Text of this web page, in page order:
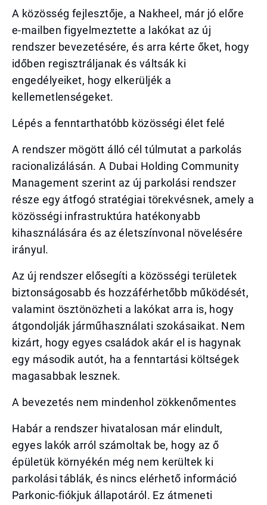
A közösség fejlesztője, a Nakheel, már jó előre
e-mailben figyelmeztette a lakókat az új
rendszer bevezetésére, és arra kérte őket, hogy
időben regisztráljanak és váltsák ki
engedélyeiket, hogy elkerüljék a
kellemetlenségeket.
Lépés a fenntarthatóbb közösségi élet felé
A rendszer mögött álló cél túlmutat a parkolás
racionalizálásán. A Dubai Holding Community
Management szerint az új parkolási rendszer
része egy átfogó stratégiai törekvésnek, amely a
közösségi infrastruktúra hatékonyabb
kihasználására és az életszínvonal növelésére
irányul.
Az új rendszer elősegíti a közösségi területek
biztonságosabb és hozzáférhetőbb működését,
valamint ösztönözheti a lakókat arra is, hogy
átgondolják járműhasználati szokásaikat. Nem
kizárt, hogy egyes családok akár el is hagynak
egy második autót, ha a fenntartási költségek
magasabbak lesznek.
A bevezetés nem mindenhol zökkenőmentes
Habár a rendszer hivatalosan már elindult,
egyes lakók arról számoltak be, hogy az ő
épületük környékén még nem kerültek ki
parkolási táblák, és nincs elérhető információ
Parkonic-fiókjuk állapotáról. Ez átmeneti